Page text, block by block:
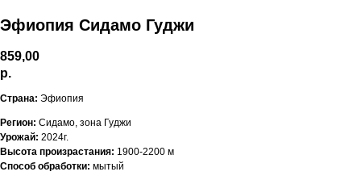
Эфиопия Сидамо Гуджи
859,00
р.
Страна: Эфиопия
Регион: Сидамо, зона Гуджи
Урожай: 2024г.
Высота произрастания: 1900-2200 м
Способ обработки: мытый